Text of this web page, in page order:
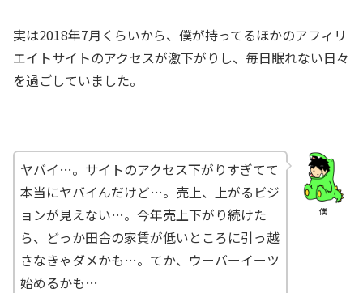
実は2018年7月くらいから、僕が持ってるほかのアフィリ
エイトサイトのアクセスが激下がりし、毎日眠れない日々
を過ごしていました。
僕
ヤバイ…。サイトのアクセス下がりすぎてて
本当にヤバイんだけど…。売上、上がるビジ
ョンが見えない…。今年売上下がり続けた
ら、どっか田舎の家賃が低いところに引っ越
さなきゃダメかも…。てか、ウーバーイーツ
始めるかも…